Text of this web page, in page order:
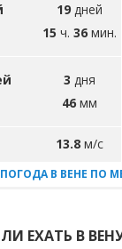
19 дней
15 ч. 36 мин.
3 дня
46 мм
13.8 м/с
ПОГОДА В ВЕНЕ ПО
ЕХАТЬ В